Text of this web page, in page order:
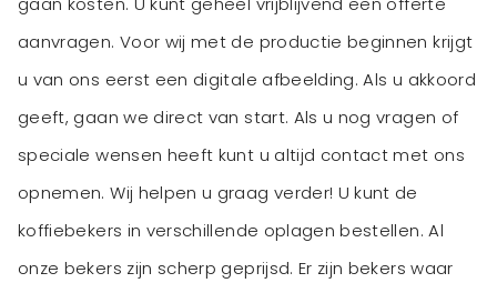
aanvragen. Voor wij met de productie beginnen krijgt
u van ons eerst een digitale afbeelding. Als u akkoord
geeft, gaan we direct van start. Als u nog vragen of
speciale wensen heeft kunt u altijd contact met ons
opnemen. Wij helpen u graag verder! U kunt de
koffiebekers in verschillende oplagen bestellen. Al
onze bekers zijn scherp geprijsd. Er zijn bekers waar